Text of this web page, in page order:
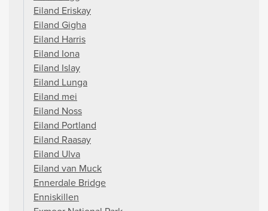
Eiland Eriskay
Eiland Gigha
Eiland Harris
Eiland Iona
Eiland Islay
Eiland Lunga
Eiland mei
Eiland Noss
Eiland Portland
Eiland Raasay
Eiland Ulva
Eiland van Muck
Ennerdale Bridge
Enniskillen